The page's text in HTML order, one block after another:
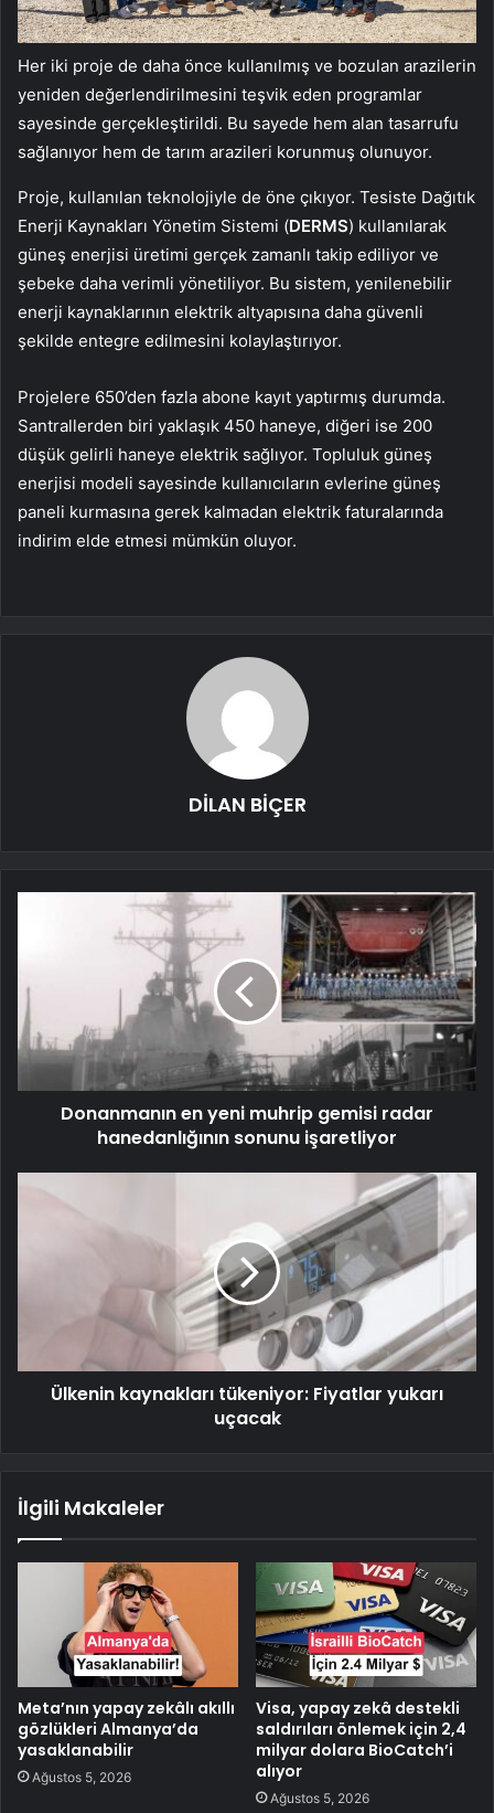
Her iki proje de daha önce kullanılmış ve bozulan arazilerin
yeniden değerlendirilmesini teşvik eden programlar
sayesinde gerçekleştirildi. Bu sayede hem alan tasarrufu
sağlanıyor hem de tarım arazileri korunmuş olunuyor.
Proje, kullanılan teknolojiyle de öne çıkıyor. Tesiste Dağıtık
Enerji Kaynakları Yönetim Sistemi (DERMS) kullanılarak
güneş enerjisi üretimi gerçek zamanlı takip ediliyor ve
şebeke daha verimli yönetiliyor. Bu sistem, yenilenebilir
enerji kaynaklarının elektrik altyapısına daha güvenli
şekilde entegre edilmesini kolaylaştırıyor.
Projelere 650’den fazla abone kayıt yaptırmış durumda.
Santrallerden biri yaklaşık 450 haneye, diğeri ise 200
düşük gelirli haneye elektrik sağlıyor. Topluluk güneş
enerjisi modeli sayesinde kullanıcıların evlerine güneş
paneli kurmasına gerek kalmadan elektrik faturalarında
indirim elde etmesi mümkün oluyor.
DİLAN BİÇER
Donanmanın en yeni muhrip gemisi radar
hanedanlığının sonunu işaretliyor
Ülkenin kaynakları tükeniyor: Fiyatlar yukarı
uçacak
İlgili Makaleler
Meta’nın yapay zekâlı akıllı
gözlükleri Almanya’da
yasaklanabilir
Ağustos 5, 2026
Visa, yapay zekâ destekli
saldırıları önlemek için 2,4
milyar dolara BioCatch’i
alıyor
Ağustos 5, 2026